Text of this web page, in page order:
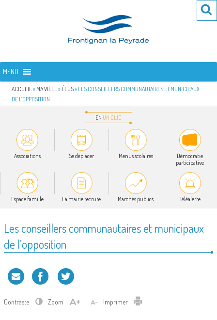
FRONTIGNAN LA PEYRADE
MENU
ACCUEIL » MA VILLE» ÉLUS» LES CONSEILLERS COMMUNAUTAIRES ET MUNICIPAUX
DE L’OPPOSITION
EN UN CLIC
Associations Se déplacer Menus scolaires
Démocratie
participative
Espace famille La mairie recrute Marchés publics Téléalerte
Les conseillers communautaires et municipaux
de l’opposition
Contraste Zoom Imprimer